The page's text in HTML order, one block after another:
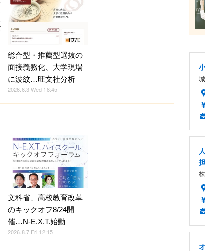
総合型・推薦型選抜の
面接義務化、大学現場
に波紋…旺文社分析
2026.6.3 Wed 18:45
文科省、高校教育改革
のキックオフ8/24開
催…N-E.X.T.始動
2026.8.7 Fri 12:15